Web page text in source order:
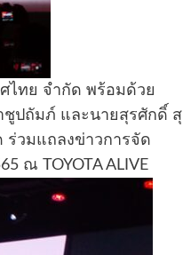
ไทย จำกัด พร้อมด้วย
ปถัมภ์ และนายสุรศักดิ์ สุ
ร่วมแถลงข่าวการจัด
ณ TOYOTA ALIVE